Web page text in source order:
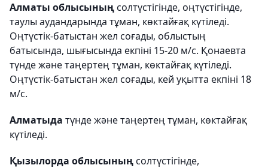
Алматы облысыныңсолтүстігінде, оңтүстігінде,
таулы аудандарында тұман, көктайғақ күтіледі.
Оңтүстік-батыстан жел соғады, облыстың
батысында, шығысында екпіні 15-20 м/с. Қонаевта
түнде және таңертең тұман, көктайғақ күтіледі.
Оңтүстік-батыстан жел соғады, кей уқытта екпіні 18
м/с.
Алматыда түнде және таңертең тұман, көктайғақ
күтіледі.
Қызылорда облысыныңсолтүстігінде,